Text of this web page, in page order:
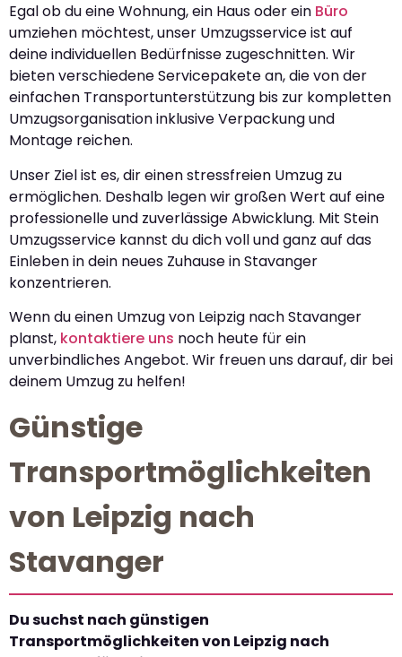
Egal ob du eine Wohnung, ein Haus oder ein Büro
umziehen möchtest, unser Umzugsservice ist auf
deine individuellen Bedürfnisse zugeschnitten. Wir
bieten verschiedene Servicepakete an, die von der
einfachen Transportunterstützung bis zur kompletten
Umzugsorganisation inklusive Verpackung und
Montage reichen.
Unser Ziel ist es, dir einen stressfreien Umzug zu
ermöglichen. Deshalb legen wir großen Wert auf eine
professionelle und zuverlässige Abwicklung. Mit Stein
Umzugsservice kannst du dich voll und ganz auf das
Einleben in dein neues Zuhause in Stavanger
konzentrieren.
Wenn du einen Umzug von Leipzig nach Stavanger
planst, kontaktiere uns noch heute für ein
unverbindliches Angebot. Wir freuen uns darauf, dir bei
deinem Umzug zu helfen!
Günstige
Transportmöglichkeiten
von Leipzig nach
Stavanger
Du suchst nach günstigen
Transportmöglichkeiten von Leipzig nach